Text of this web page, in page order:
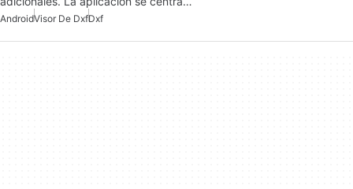
AndroidVisor De DxfDxf